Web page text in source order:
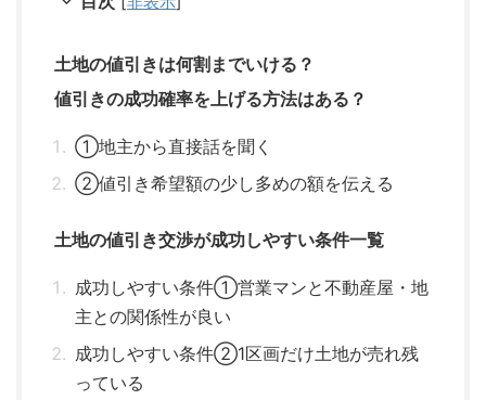
土地の値引きは何割までいける？
値引きの成功確率を上げる方法はある？
①地主から直接話を聞く
②値引き希望額の少し多めの額を伝える
土地の値引き交渉が成功しやすい条件一覧
成功しやすい条件①営業マンと不動産屋・地
主との関係性が良い
成功しやすい条件②1区画だけ土地が売れ残
っている